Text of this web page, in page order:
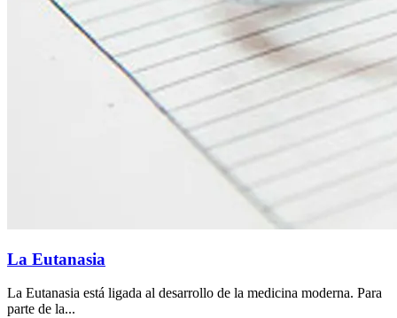
La Eutanasia
La Eutanasia está ligada al desarrollo de la medicina moderna. Para
parte de la...